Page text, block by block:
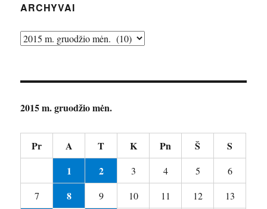
ARCHYVAI
Archyvai
2015 m. gruodžio mėn.
Pr A T K Pn Š
S
1
2 3 4 5
6
7
8 9 10 11 12 13